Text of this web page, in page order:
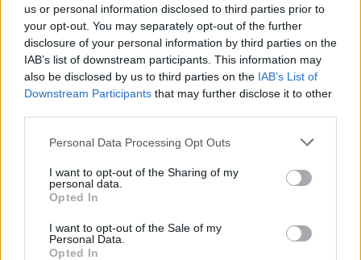
us or personal information disclosed to third parties prior to
your opt-out. You may separately opt-out of the further
disclosure of your personal information by third parties on the
IAB’s list of downstream participants. This information may
also be disclosed by us to third parties on the IAB’s List of
Downstream Participants that may further disclose it to other
Please note that this website/app uses one or more Google
not limited to your visit or usage behaviour. You may click to
grant or deny consent to Google and its third-party tags to
use your data for below specified purposes in below Google
consent section.
Personal Data Processing Opt Outs
I want to opt-out of the Sharing of my
personal data.
Opted In
I want to opt-out of the Sale of my
Personal Data.
Opted In
Kövess minket, és értesülj a friss
hírekről a Facebookon is!
Követem